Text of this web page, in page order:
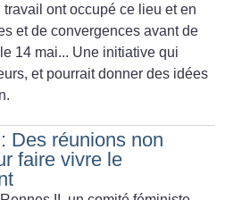
ont occupé ce lieu et en
et de convergences avant de
14 mai... Une initiative qui
et pourrait donner des idées
Des réunions non
faire vivre le